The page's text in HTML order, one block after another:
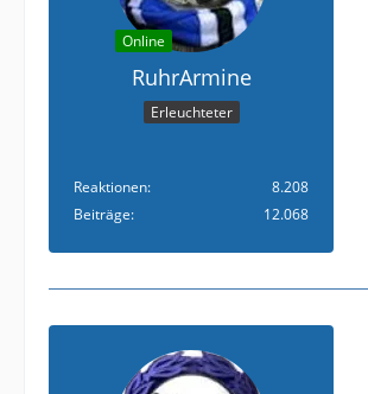
Online
RuhrArmine
Erleuchteter
Reaktionen
8.208
Beiträge
12.068